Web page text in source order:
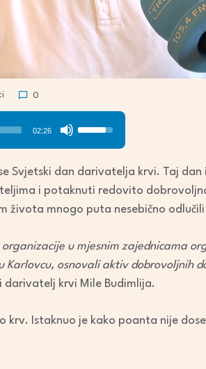
0
02:26
Use
Up/Down
increase
decrease
Svjetski dan darivatelja krvi. Taj
i potaknuti redovito
života mnogo puta nesebično
u mjesnim zajednicama
Karlovcu, osnovali aktiv dobrovoljnih
darivatelj krvi Mile Budimlija.
krv. Istaknuo je kako poanta nije